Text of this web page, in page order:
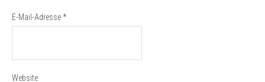
E-Mail-Adresse*
Website